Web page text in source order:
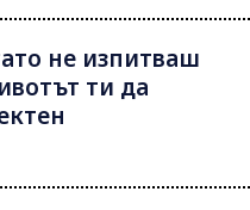
не изпитваш
ти да